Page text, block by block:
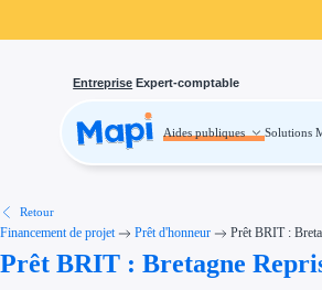
Entreprise Expert-comptable
Aides publiques Solutions
Aides publiques
Investissement
Thématiques
Financement
Transition
Retour
Financement de projet Prêt d'honneur Prêt BRIT :
Prêt BRIT : Bretagne